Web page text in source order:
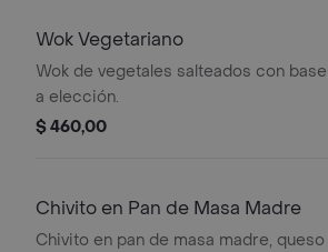
Wok Vegetariano
Wok de vegetales salteados con base
a elección.
$ 460,00
Chivito en Pan de Masa Madre
Chivito en pan de masa madre, queso